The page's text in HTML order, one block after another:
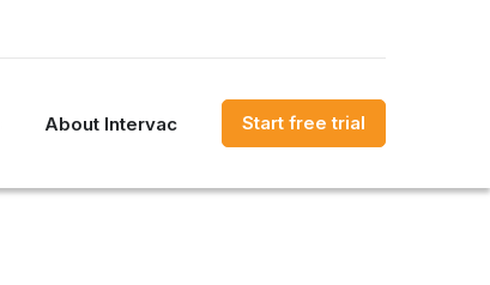
About Intervac Start free trial